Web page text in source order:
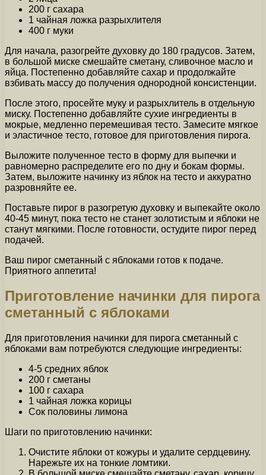
200 г сахара
1 чайная ложка разрыхлителя
400 г муки
Для начала, разогрейте духовку до 180 градусов. Затем,
в большой миске смешайте сметану, сливочное масло и
яйца. Постепенно добавляйте сахар и продолжайте
взбивать массу до получения однородной консистенции.
После этого, просейте муку и разрыхлитель в отдельную
миску. Постепенно добавляйте сухие ингредиенты в
мокрые, медленно перемешивая тесто. Замесите мягкое
и эластичное тесто, готовое для приготовления пирога.
Выложите полученное тесто в форму для выпечки и
равномерно распределите его по дну и бокам формы.
Затем, выложите начинку из яблок на тесто и аккуратно
разровняйте ее.
Поставьте пирог в разогретую духовку и выпекайте около
40-45 минут, пока тесто не станет золотистым и яблоки не
станут мягкими. После готовности, остудите пирог перед
подачей.
Ваш пирог сметанный с яблоками готов к подаче.
Приятного аппетита!
Приготовление начинки для пирога
сметанный с яблоками
Для приготовления начинки для пирога сметанный с
яблоками вам потребуются следующие ингредиенты:
4-5 средних яблок
200 г сметаны
100 г сахара
1 чайная ложка корицы
Сок половины лимона
Шаги по приготовлению начинки:
Очистите яблоки от кожуры и удалите сердцевину.
Нарежьте их на тонкие ломтики.